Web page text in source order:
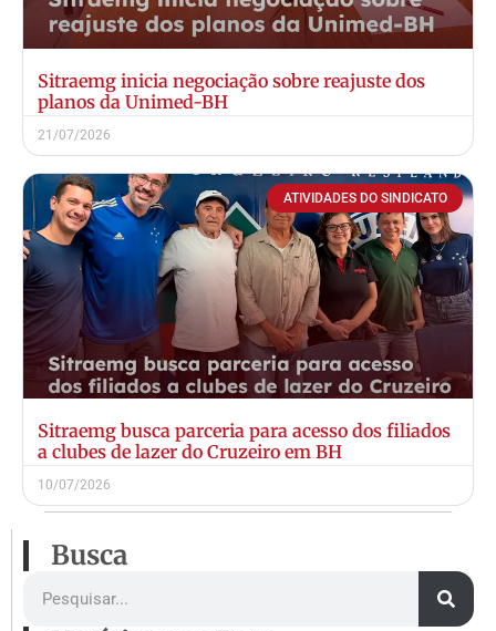
Sitraemg inicia negociação sobre reajuste dos
planos da Unimed-BH
21/07/2026
ATIVIDADES DO SINDICATO
Sitraemg busca parceria para acesso dos filiados
a clubes de lazer do Cruzeiro em BH
10/07/2026
Busca